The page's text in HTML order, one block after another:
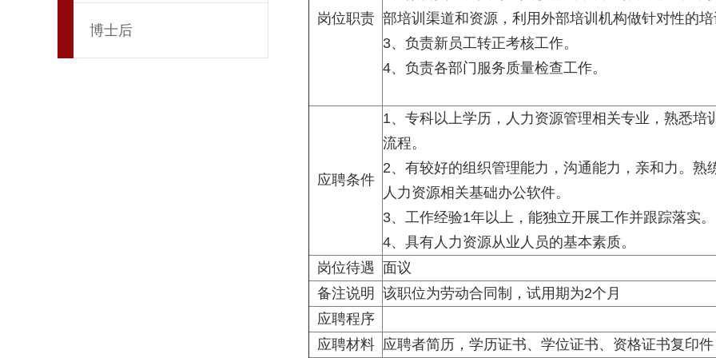
博士后
岗位职责 部培训渠道和资源，利用外部培训机构做针对性的培
3、负责新员工转正考核工作。
4、负责各部门服务质量检查工作。
应聘条件
1、专科以上学历，人力资源管理相关专业，熟悉培
流程。
2、有较好的组织管理能力，沟通能力，亲和力。熟
人力资源相关基础办公软件。
3、工作经验1年以上，能独立开展工作并跟踪落实。
4、具有人力资源从业人员的基本素质。
岗位待遇 面议
备注说明
该职位为劳动合同制，试用期为2个月
应聘程序
应聘材料 应聘者简历，学历证书、学位证书、资格证书复印件